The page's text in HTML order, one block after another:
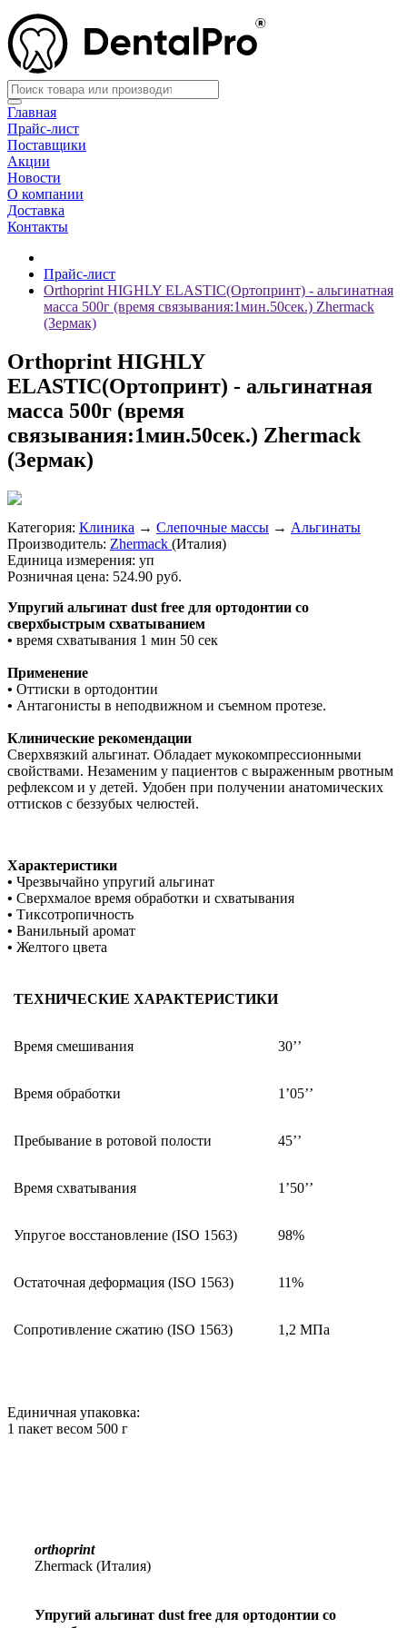
Главная
Прайс-лист
Поставщики
Акции
Новости
О компании
Доставка
Контакты
Прайс-лист
Orthoprint HIGHLY ELASTIC(Ортопринт) - альгинатная
масса 500г (время связывания:1мин.50сек.) Zhermack
(Зермак)
Orthoprint HIGHLY
ELASTIC(Ортопринт) - альгинатная
масса 500г (время
связывания:1мин.50сек.) Zhermack
(Зермак)
Категория: Клиника → Слепочные массы → Альгинаты
Производитель: Zhermaсk (Италия)
Единица измерения: уп
Розничная цена: 524.90 руб.
Упругий альгинат dust free для ортодонтии со
сверхбыстрым схватыванием
• время схватывания 1 мин 50 сек
Применение
• Оттиски в ортодонтии
• Антагонисты в неподвижном и съемном протезе.
Клинические рекомендации
Сверхвязкий альгинат. Обладает мукокомпрессионными
свойствами. Незаменим у пациентов с выраженным рвотным
рефлексом и у детей. Удобен при получении анатомических
оттисков с беззубых челюстей.
Характеристики
• Чрезвычайно упругий альгинат
• Сверхмалое время обработки и схватывания
• Тиксотропичность
• Ванильный аромат
• Желтого цвета
ТЕХНИЧЕСКИЕ ХАРАКТЕРИСТИКИ
Время смешивания 30’’
Время обработки 1’05’’
Пребывание в ротовой полости 45’’
Время схватывания 1’50’’
Упругое восстановление (ISO 1563) 98%
Остаточная деформация (ISO 1563) 11%
Сопротивление сжатию (ISO 1563) 1,2 МПа
Единичная упаковка:
1 пакет весом 500 г
orthoprint
Zhermack (Италия)
Упругий альгинат dust free для ортодонтии со